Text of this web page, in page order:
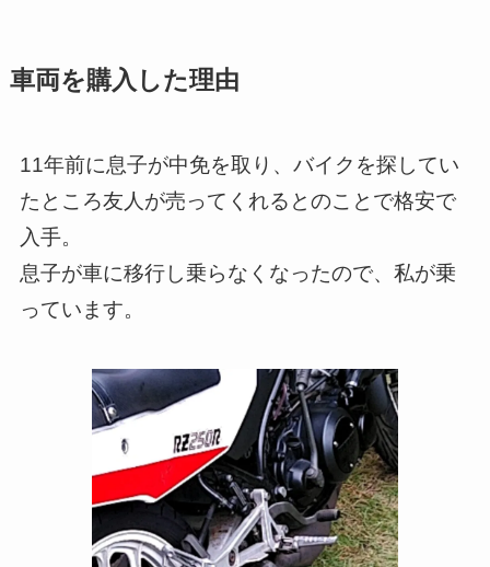
車両を購入した理由
11年前に息子が中免を取り、バイクを探してい
たところ友人が売ってくれるとのことで格安で
入手。
息子が車に移行し乗らなくなったので、私が乗
っています。